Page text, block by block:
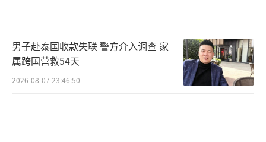
男子赴泰国收款失联 警方介入调查 家
属跨国营救54天
2026-08-07 23:46:50